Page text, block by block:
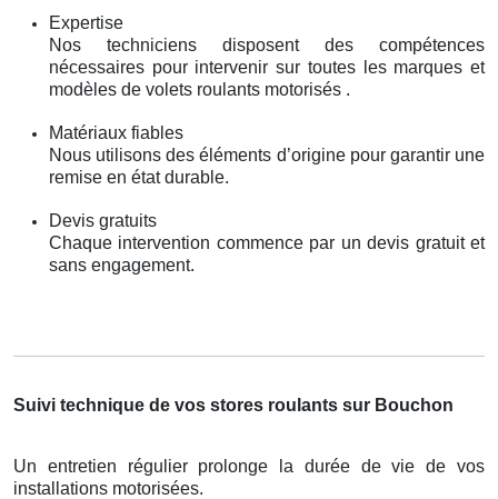
Expertise
Nos techniciens disposent des compétences
nécessaires pour intervenir sur toutes les marques et
modèles de volets roulants motorisés .
Matériaux fiables
Nous utilisons des éléments d’origine pour garantir une
remise en état durable.
Devis gratuits
Chaque intervention commence par un devis gratuit et
sans engagement.
Suivi technique de vos stores roulants sur Bouchon
Un entretien régulier prolonge la durée de vie de vos
installations motorisées.